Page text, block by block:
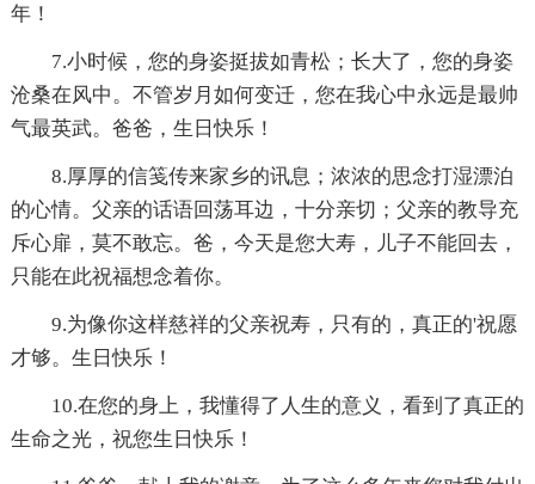
年！
7.小时候，您的身姿挺拔如青松；长大了，您的身姿
沧桑在风中。不管岁月如何变迁，您在我心中永远是最帅
气最英武。爸爸，生日快乐！
8.厚厚的信笺传来家乡的讯息；浓浓的思念打湿漂泊
的心情。父亲的话语回荡耳边，十分亲切；父亲的教导充
斥心扉，莫不敢忘。爸，今天是您大寿，儿子不能回去，
只能在此祝福想念着你。
9.为像你这样慈祥的父亲祝寿，只有的，真正的'祝愿
才够。生日快乐！
10.在您的身上，我懂得了人生的意义，看到了真正的
生命之光，祝您生日快乐！